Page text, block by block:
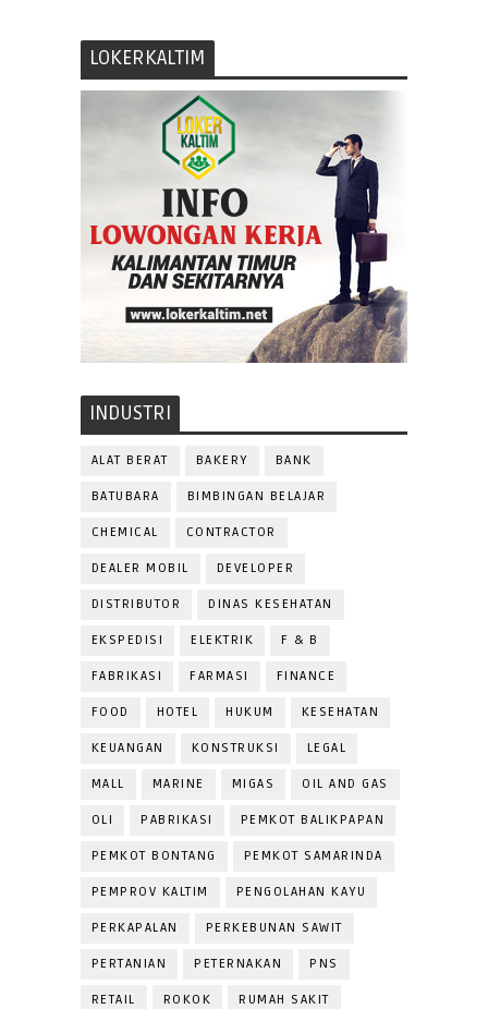
LOKERKALTIM
INDUSTRI
ALAT BERAT BAKERY BANK
BATUBARA BIMBINGAN BELAJAR
CHEMICAL CONTRACTOR
DEALER MOBIL DEVELOPER
DISTRIBUTOR DINAS KESEHATAN
EKSPEDISI ELEKTRIK F & B
FABRIKASI FARMASI FINANCE
FOOD HOTEL HUKUM KESEHATAN
KEUANGAN KONSTRUKSI LEGAL
MALL MARINE MIGAS OIL AND GAS
OLI PABRIKASI PEMKOT BALIKPAPAN
PEMKOT BONTANG PEMKOT SAMARINDA
PEMPROV KALTIM PENGOLAHAN KAYU
PERKAPALAN PERKEBUNAN SAWIT
PERTANIAN PETERNAKAN PNS
RETAIL ROKOK RUMAH SAKIT